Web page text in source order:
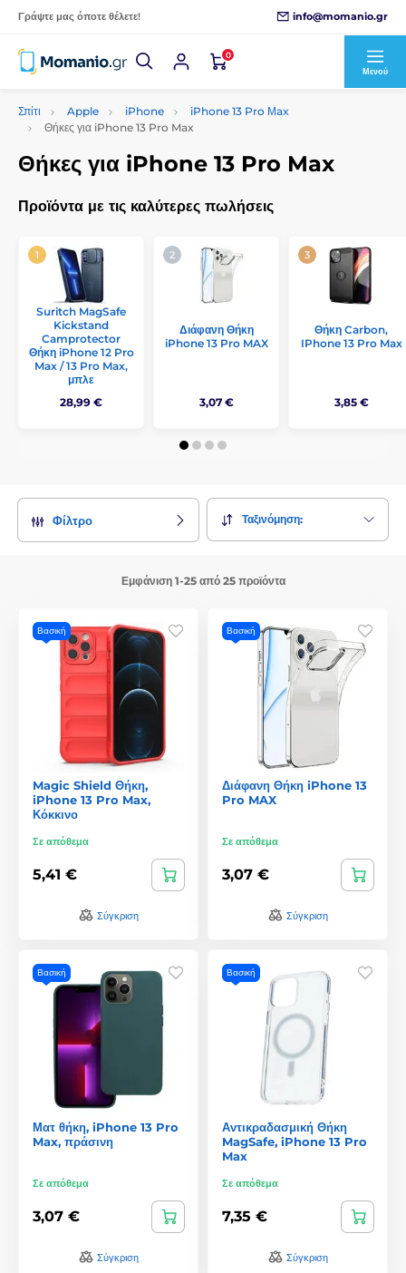
Γράψτε μας όποτε θέλετε! info@momanio.gr
0
Μενού
Σπίτι Apple iPhone
iPhone 13 Pro Μax
Θήκες για iPhone 13 Pro Max
Θήκες για iPhone 13 Pro Max
Προϊόντα με τις καλύτερες πωλήσεις
Suritch MagSafe
Kickstand
Camprotector
Θήκη iPhone 12 Pro
Max / 13 Pro Max,
μπλε
28,99 €
Διάφανη Θήκη
iPhone 13 Pro MAX
3,07 €
Θήκη Carbon,
IPhone 13 Pro Max
3,85 €
Φίλτρο Ταξινόμηση:
Εμφάνιση 1-25 από 25 προϊόντα
Βασική
Magic Shield Θήκη,
iPhone 13 Pro Max,
Κόκκινο
Σε απόθεμα
5,41 €
Σύγκριση
Βασική
Διάφανη Θήκη iPhone 13
Pro MAX
Σε απόθεμα
3,07 €
Σύγκριση
Βασική
Ματ θήκη, iPhone 13 Pro
Max, πράσινη
Σε απόθεμα
3,07 €
Σύγκριση
Βασική
Αντικραδασμική Θήκη
MagSafe, iPhone 13 Pro
Max
Σε απόθεμα
7,35 €
Σύγκριση